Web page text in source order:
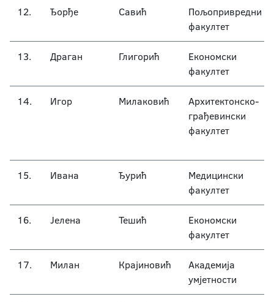
12. Ђорђе Савић
Пољопривредни
факултет
13. Драган Глигорић
Економски
факултет
14. Игор Милаковић
Архитектонско-
грађевински
факултет
15. Ивана Ђурић
Медицински
факултет
16. Јелена Тешић
Економски
факултет
17. Милан Крајиновић
Академија
умјетности